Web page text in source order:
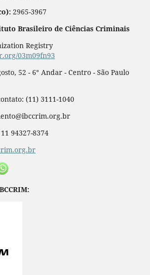
2965-3967
Brasileiro de Ciências Criminais
Registry
03m09fn93
52 - 6° Andar - Centro - São Paulo
(11) 3111-1040
94327-8374